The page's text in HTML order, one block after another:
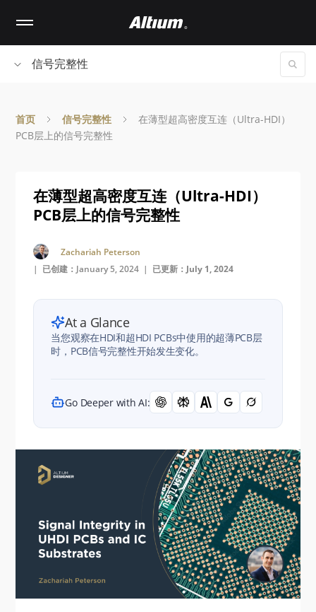
content信号完整性
首页 信号完整性
在薄型超高密度互连（Ultra-HDI）
PCB层上的信号完整性
在薄型超高密度互连（Ultra-HDI）
PCB层上的信号完整性
Zachariah Peterson
| 已创建：January 5, 2024 | 已更新：July 1, 2024
At a Glance
当您观察在HDI和超HDI PCBs中使用的超薄PCB层
时，PCB信号完整性开始发生变化。
Go Deeper with AI: